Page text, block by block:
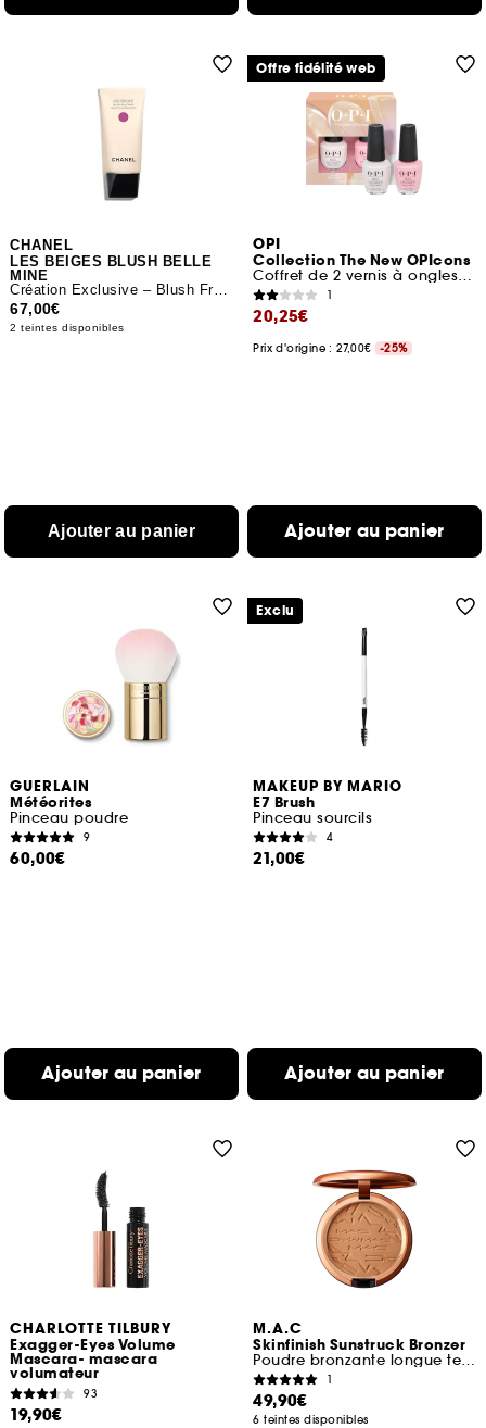
CHANEL
LES BEIGES BLUSH BELLE
MINE
Création Exclusive – Blush Fraîcheur
67,00€
2 teintes disponibles
Ajouter au panier
OPI
Collection The New OPIcons
Coffret de 2 vernis à ongles tenue jusqu'à 7 jours
1
20,25€
Prix d'origine : 27,00€ -25%
Ajouter au panier
Offre fidélité web
GUERLAIN
Météorites
Pinceau poudre
9
60,00€
Ajouter au panier
MAKEUP BY MARIO
E7 Brush
Pinceau sourcils
4
21,00€
Ajouter au panier
Exclu
CHARLOTTE TILBURY
Exagger-Eyes Volume
Mascara- mascara
volumateur
93
19,90€
M.A.C
Skinfinish Sunstruck Bronzer
Poudre bronzante longue tenue
1
49,90€
6 teintes disponibles